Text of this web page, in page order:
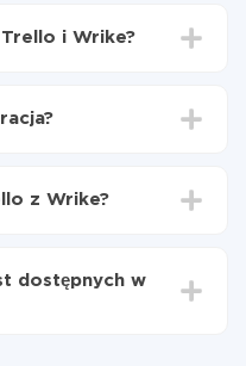
i Wrike?
zajmuje średnio 10-15
z Wrike?
faktycznie jest
systemów do
dostępnych w